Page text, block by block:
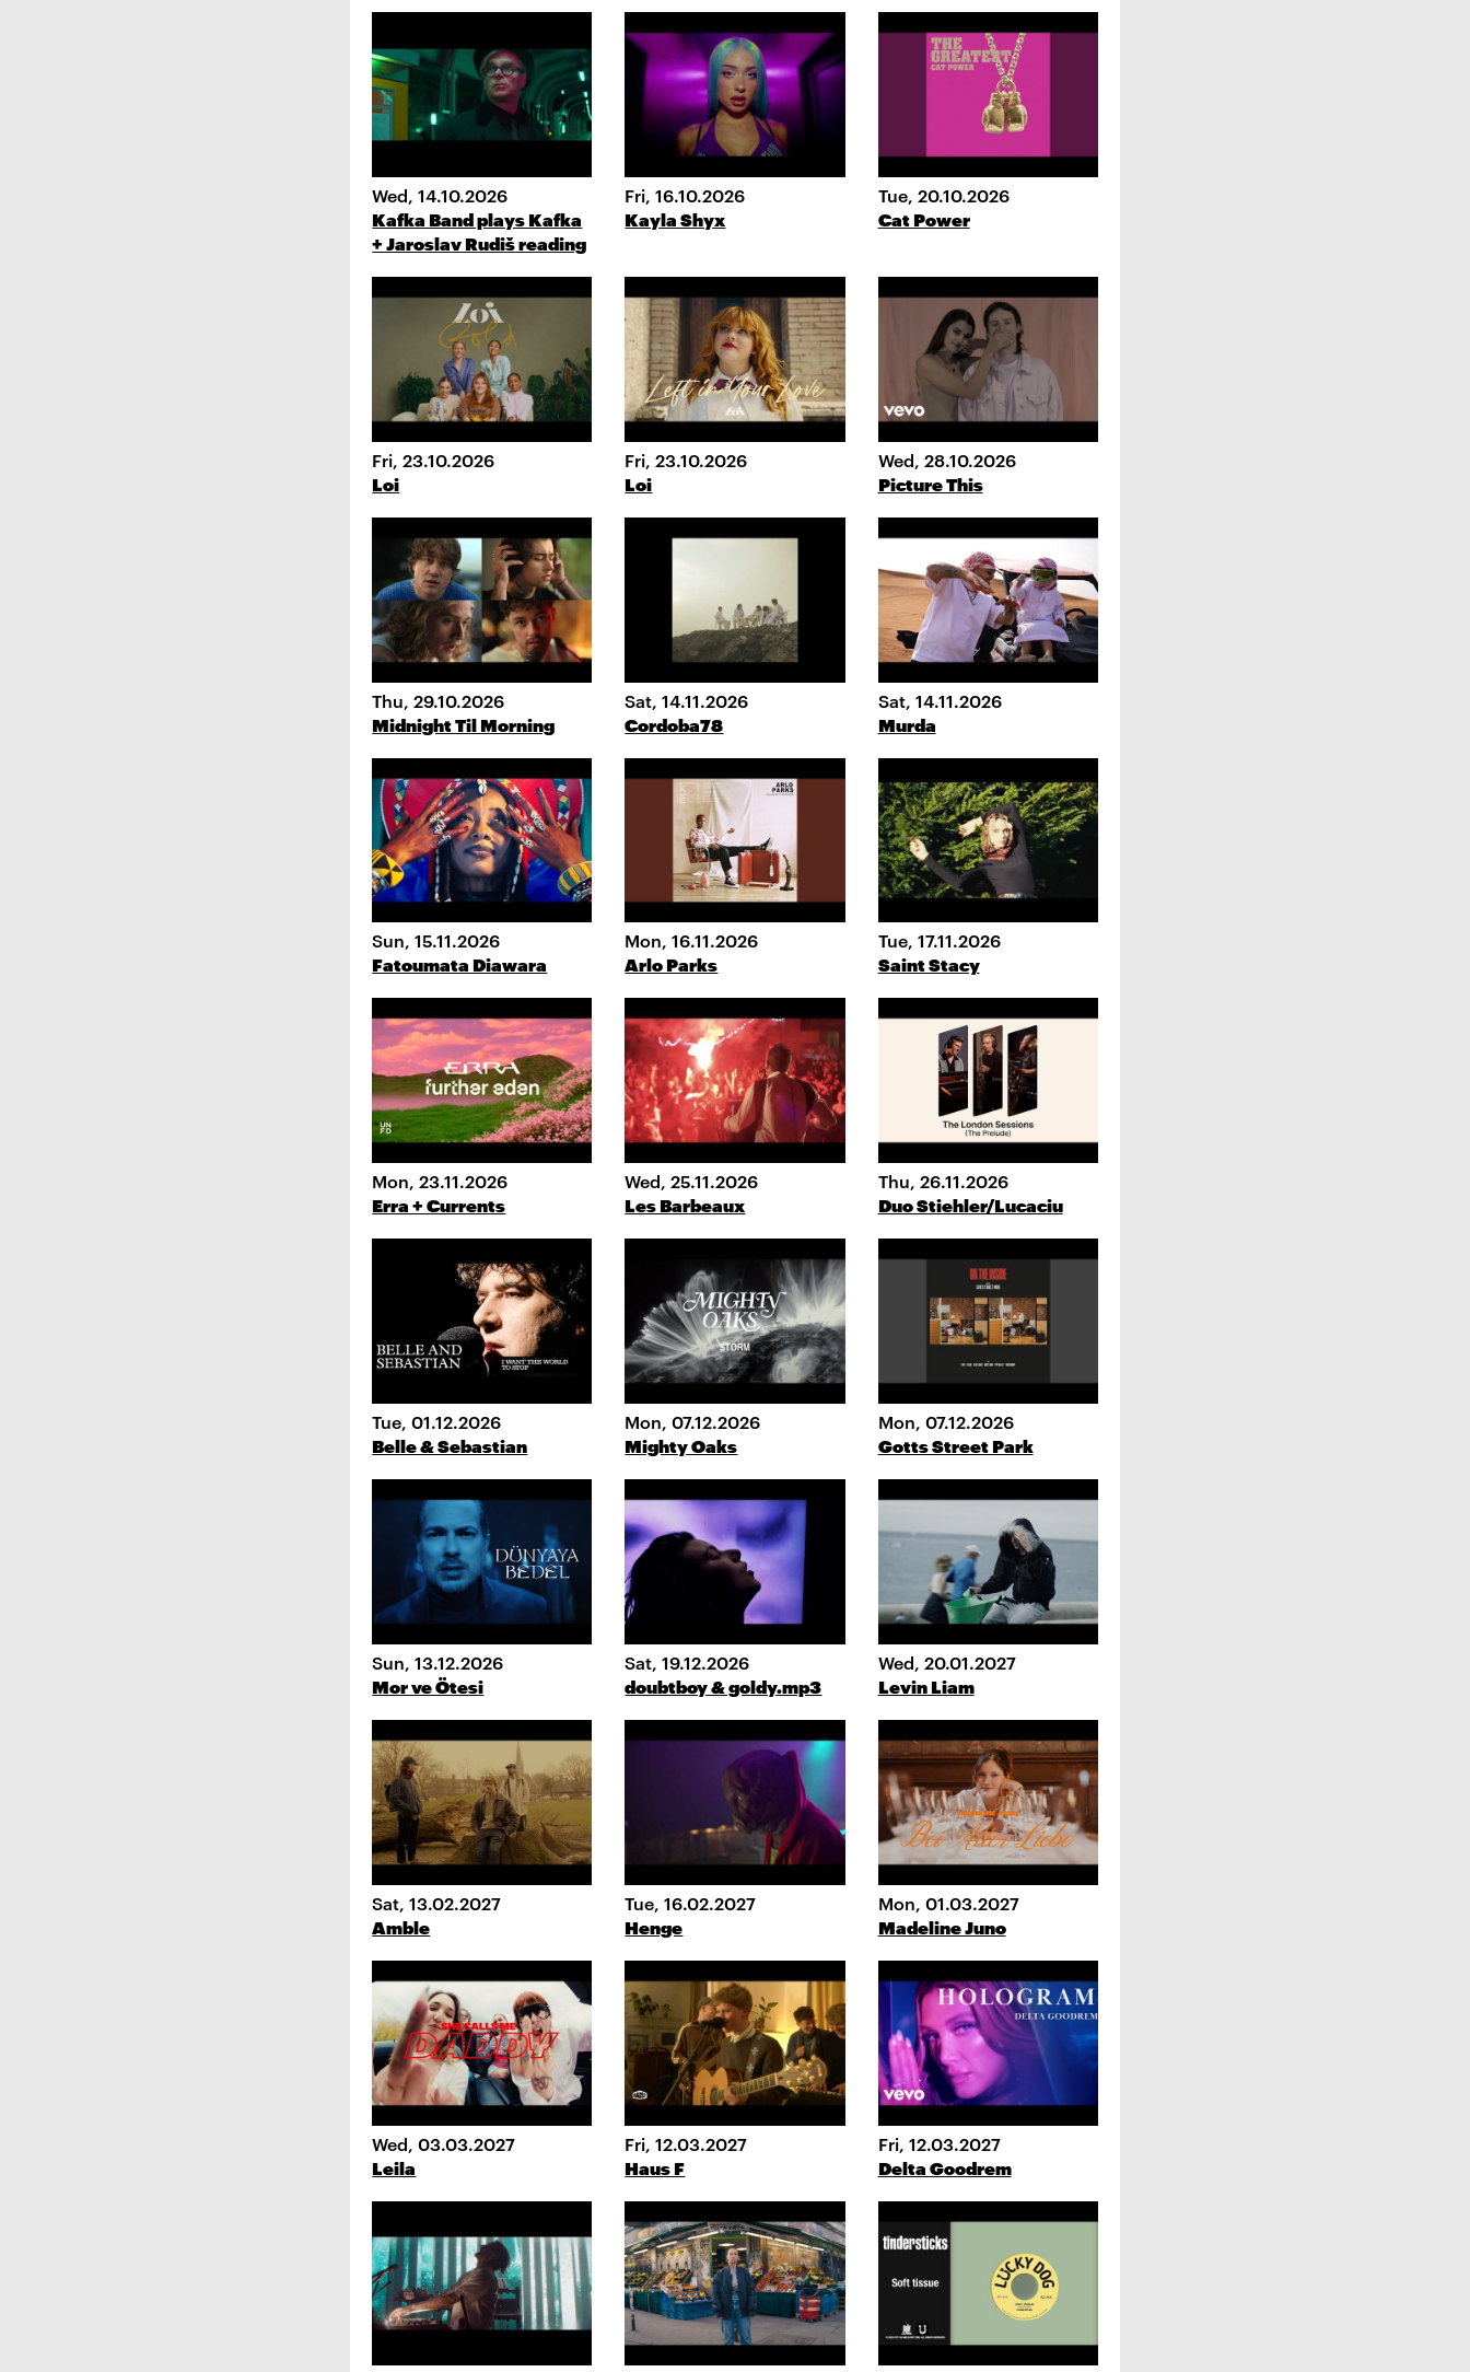
Wed, 14.10.2026
Kafka Band plays Kafka
+ Jaroslav Rudiš reading
Fri, 16.10.2026
Kayla Shyx
Tue, 20.10.2026
Cat Power
Fri, 23.10.2026
Loi
Fri, 23.10.2026
Loi
Wed, 28.10.2026
Picture This
Thu, 29.10.2026
Midnight Til Morning
Sat, 14.11.2026
Cordoba78
Sat, 14.11.2026
Murda
Sun, 15.11.2026
Fatoumata Diawara
Mon, 16.11.2026
Arlo Parks
Tue, 17.11.2026
Saint Stacy
Mon, 23.11.2026
Erra + Currents
Wed, 25.11.2026
Les Barbeaux
Thu, 26.11.2026
Duo Stiehler/Lucaciu
Tue, 01.12.2026
Belle & Sebastian
Mon, 07.12.2026
Mighty Oaks
Mon, 07.12.2026
Gotts Street Park
Sun, 13.12.2026
Mor ve Ötesi
Sat, 19.12.2026
doubtboy & goldy.mp3
Wed, 20.01.2027
Levin Liam
Sat, 13.02.2027
Amble
Tue, 16.02.2027
Henge
Mon, 01.03.2027
Madeline Juno
Wed, 03.03.2027
Leila
Fri, 12.03.2027
Haus F
Fri, 12.03.2027
Delta Goodrem